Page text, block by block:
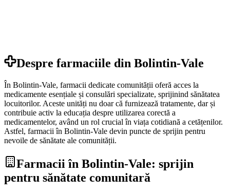
Despre farmaciile din Bolintin-Vale
În Bolintin-Vale, farmacii dedicate comunității oferă acces la
medicamente esențiale și consulări specializate, sprijinind sănătatea
locuitorilor. Aceste unități nu doar că furnizează tratamente, dar și
contribuie activ la educația despre utilizarea corectă a
medicamentelor, având un rol crucial în viața cotidiană a cetățenilor.
Astfel, farmacii în Bolintin-Vale devin puncte de sprijin pentru
nevoile de sănătate ale comunității.
Farmacii în Bolintin-Vale: sprijin
pentru sănătate comunitară